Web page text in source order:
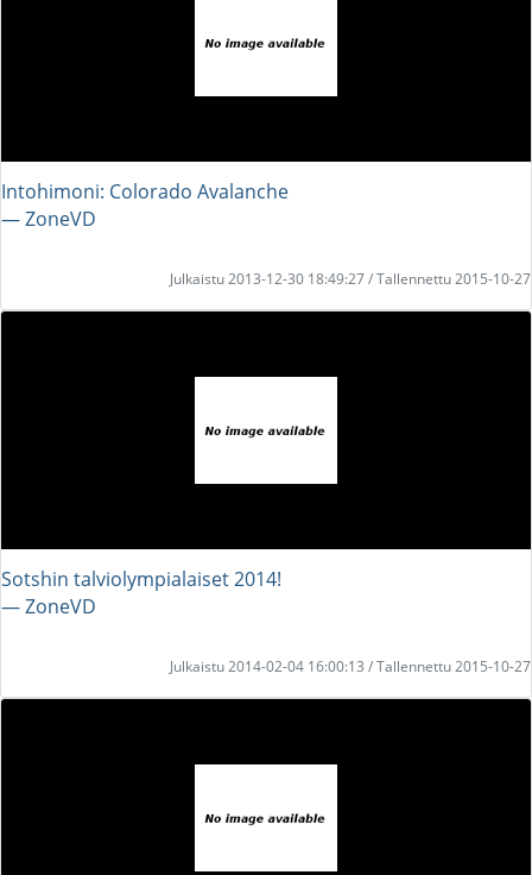
Intohimoni: Colorado Avalanche
― ZoneVD
Julkaistu 2013-12-30 18:49:27 / Tallennettu 2015-10-27
Sotshin talviolympialaiset 2014!
― ZoneVD
Julkaistu 2014-02-04 16:00:13 / Tallennettu 2015-10-27